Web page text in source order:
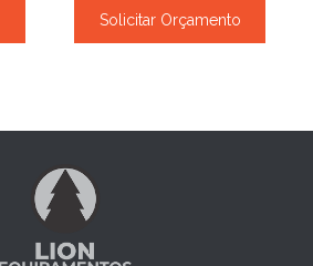
Solicitar Orçamento